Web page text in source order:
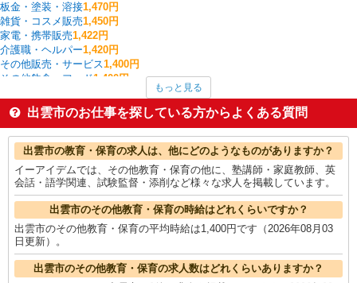
板金・塗装・溶接1,470円
雑貨・コスメ販売1,450円
家電・携帯販売1,422円
介護職・ヘルパー1,420円
その他販売・サービス1,400円
その他飲食・フード1,400円
保育士・保育補助1,375円
製造・組立・加工1,372円
金属加工1,300円
出雲市の他の職種の平均時給を見る
もっと見る
出雲市のお仕事を探している方からよくある質問
出雲市の教育・保育の求人は、他にどのようなものがありますか？
イーアイデムでは、その他教育・保育の他に、塾講師・家庭教師、英
会話・語学関連、試験監督・添削など様々な求人を掲載しています。
出雲市のその他教育・保育の時給はどれくらいですか？
出雲市のその他教育・保育の平均時給は1,400円です（2026年08月03
日更新）。
出雲市のその他教育・保育の求人数はどれくらいありますか？